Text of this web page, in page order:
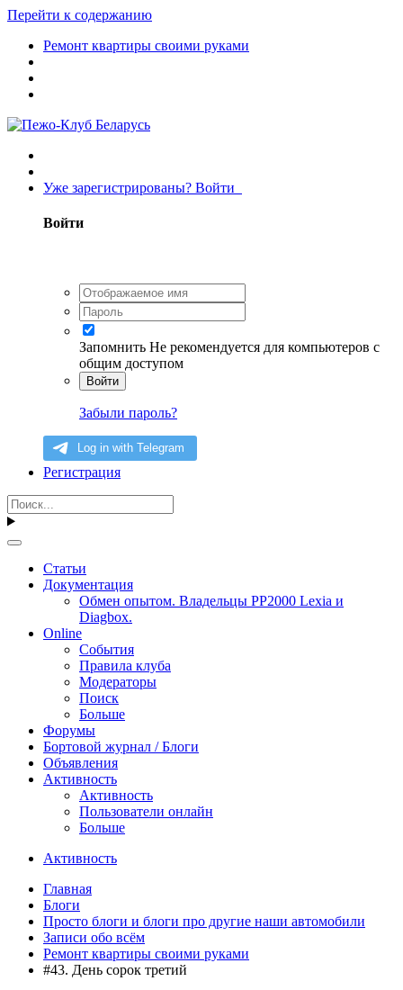
Перейти к содержанию
Ремонт квартиры своими руками
Уже зарегистрированы? Войти
Войти
Запомнить Не рекомендуется для компьютеров с
общим доступом
Войти
Забыли пароль?
Регистрация
Статьи
Документация
Обмен опытом. Владельцы PP2000 Lexia и
Diagbox.
Online
События
Правила клуба
Модераторы
Поиск
Больше
Форумы
Бортовой журнал / Блоги
Объявления
Активность
Активность
Пользователи онлайн
Больше
Активность
Главная
Блоги
Просто блоги и блоги про другие наши автомобили
Записи обо всём
Ремонт квартиры своими руками
#43. День сорок третий